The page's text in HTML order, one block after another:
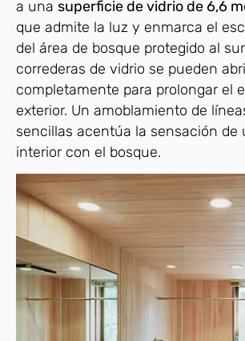
a una superficie de vidrio de 6,6
que admite la luz y enmarca el
del área de bosque protegido al
correderas de vidrio se pueden
completamente para prolongar el
exterior. Un amoblamiento de
sencillas acentúa la sensación de
interior con el bosque.